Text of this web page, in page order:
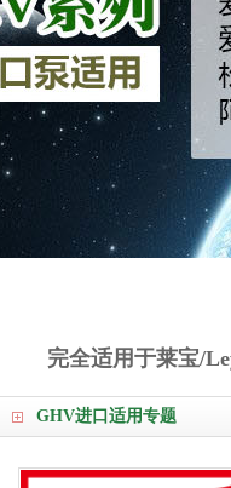
完全适用于莱宝/
GHV进口适用专题